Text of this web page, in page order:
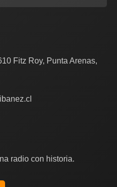
Fitz Roy, Punta Arenas,
radio con historia.